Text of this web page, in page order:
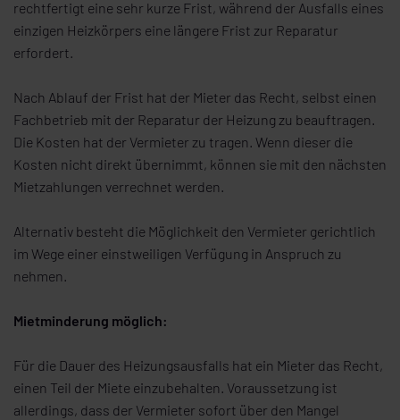
rechtfertigt eine sehr kurze Frist, während der Ausfalls eines
einzigen Heizkörpers eine längere Frist zur Reparatur
erfordert.
Nach Ablauf der Frist hat der Mieter das Recht, selbst einen
Fachbetrieb mit der Reparatur der Heizung zu beauftragen.
Die Kosten hat der Vermieter zu tragen. Wenn dieser die
Kosten nicht direkt übernimmt, können sie mit den nächsten
Mietzahlungen verrechnet werden.
Alternativ besteht die Möglichkeit den Vermieter gerichtlich
im Wege einer einstweiligen Verfügung in Anspruch zu
nehmen.
Mietminderung möglich:
Für die Dauer des Heizungsausfalls hat ein Mieter das Recht,
einen Teil der Miete einzubehalten. Voraussetzung ist
allerdings, dass der Vermieter sofort über den Mangel